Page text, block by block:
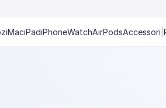
MaciPadiPhoneWatchAirPodsAccessori